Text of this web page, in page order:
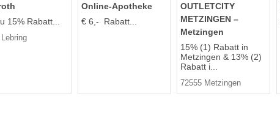
15% Rabatt...
Online‑Apotheke
€ 6,- Rabatt...
OUTLETCITY
METZINGEN –
Metzingen
15% (1) Rabatt in
Metzingen & 13% (2)
Rabatt i...
72555 Metzingen